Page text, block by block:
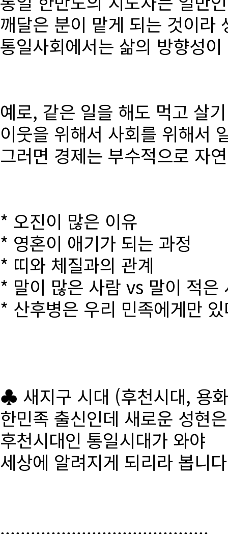
깨달은 분이 맡게 되는 것이라
통일사회에서는 삶의 방향성
예로, 같은 일을 해도 먹고 살
이웃을 위해서 사회를 위해서
그러면 경제는 부수적으로 자
* 오진이 많은 이유
* 영혼이 애기가 되는 과정
* 띠와 체질과의 관계
* 말이 많은 사람 vs 말이 적은
* 산후병은 우리 민족에게만
♣ 새지구 시대 (후천시대, 용
한민족 출신인데 새로운 성현
후천시대인 통일시대가 와야
세상에 알려지게 되리라 봅니
.........................................